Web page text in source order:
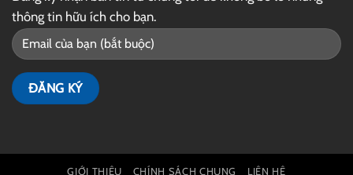
thông tin hữu ích cho bạn.
GIỚI THIỆU CHÍNH SÁCH CHUNG LIÊN HỆ